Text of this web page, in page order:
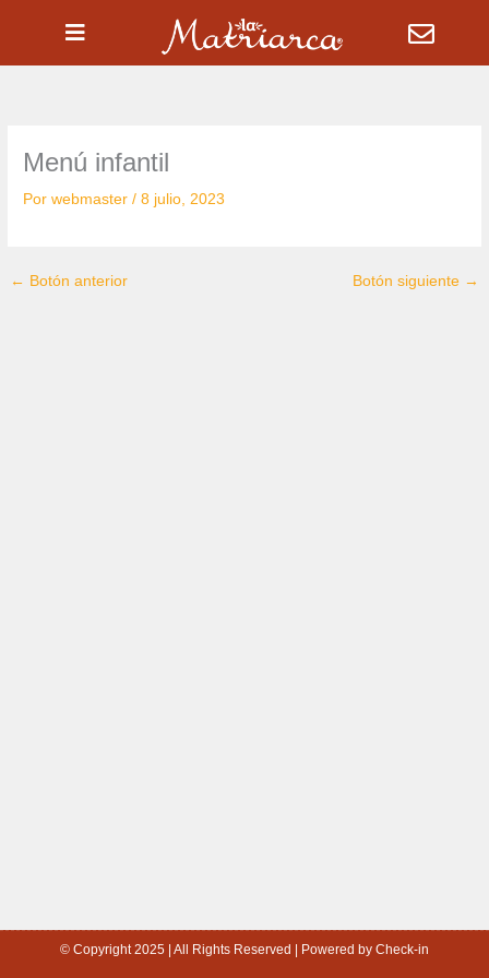
Menú infantil
Porwebmaster/8 julio, 2023
← Botón anterior Botón siguiente →
© Copyright 2025 | All Rights Reserved | Powered by Check-in